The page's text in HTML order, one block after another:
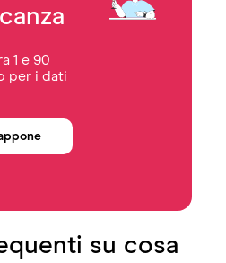
1 e 90
per i dati
su cosa